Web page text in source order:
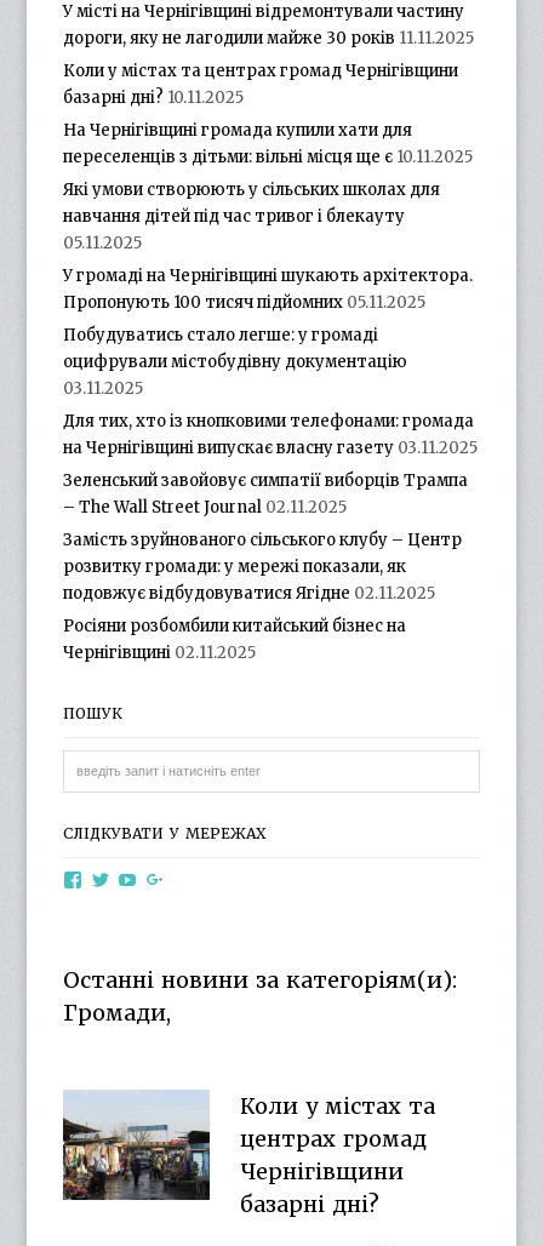
У місті на Чернігівщині відремонтували частину
дороги, яку не лагодили майже 30 років 11.11.2025
Коли у містах та центрах громад Чернігівщини
базарні дні? 10.11.2025
На Чернігівщині громада купили хати для
переселенців з дітьми: вільні місця ще є 10.11.2025
Які умови створюють у сільських школах для
навчання дітей під час тривог і блекауту
05.11.2025
У громаді на Чернігівщині шукають архітектора.
Пропонують 100 тисяч підйомних 05.11.2025
Побудуватись стало легше: у громаді
оцифрували містобудівну документацію
03.11.2025
Для тих, хто із кнопковими телефонами: громада
на Чернігівщині випускає власну газету 03.11.2025
Зеленський завойовує симпатії виборців Трампа
– The Wall Street Journal 02.11.2025
Замість зруйнованого сільського клубу – Центр
розвитку громади: у мережі показали, як
подовжує відбудовуватися Ягідне 02.11.2025
Росіяни розбомбили китайський бізнес на
Чернігівщині 02.11.2025
ПОШУК
СЛІДКУВАТИ У МЕРЕЖАХ
ViewViewView
YouTube
Останні новини за категоріям(и):
Громади,
Коли у містах та
центрах громад
Чернігівщини
базарні дні?